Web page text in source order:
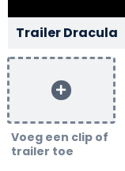
Trailer Dracula
Voeg een clip of
trailer toe